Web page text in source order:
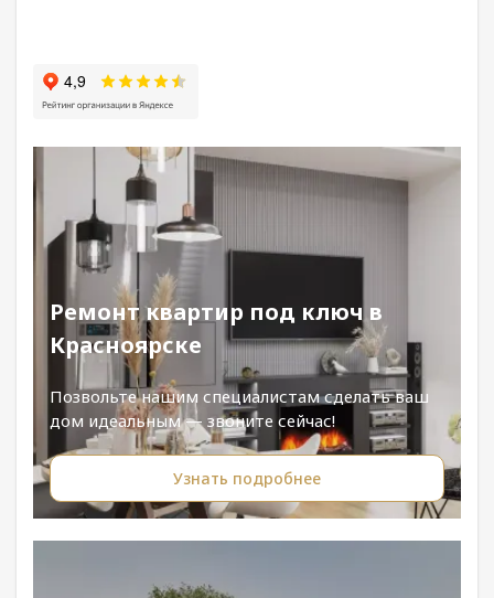
Ремонт квартир под ключ в
Красноярске
Позвольте нашим специалистам сделать ваш
дом идеальным — звоните сейчас!
Узнать подробнее